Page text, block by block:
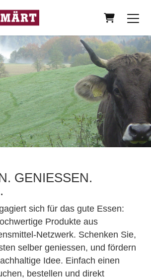
Warenkorb
GENIESSEN.
sich für das gute Essen:
Produkte aus
Netzwerk. Schenken Sie,
selber geniessen, und fördern
Idee. Einfach einen
bestellen und direkt